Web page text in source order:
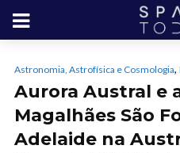
Astronomia, Astrofísica e Cosmologia,
Aurora Austral e
Magalhães São
Adelaide na